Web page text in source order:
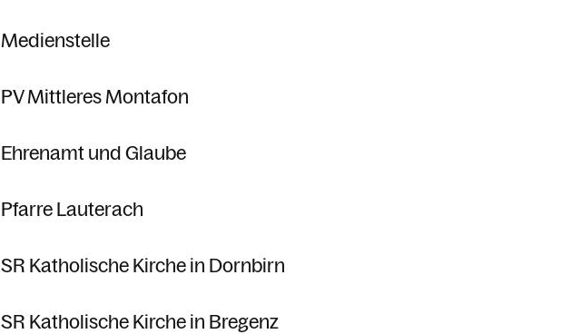
Medienstelle
PV Mittleres Montafon
Ehrenamt und Glaube
Pfarre Lauterach
SR Katholische Kirche in Dornbirn
SR Katholische Kirche in Bregenz